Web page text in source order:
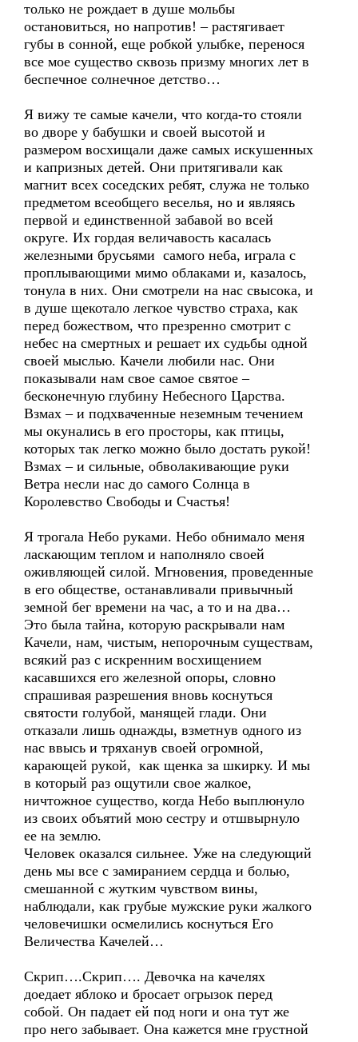
только не рождает в душе мольбы
остановиться, но напротив! – растягивает
губы в сонной, еще робкой улыбке, перенося
все мое существо сквозь призму многих лет в
беспечное солнечное детство…
Я вижу те самые качели, что когда-то стояли
во дворе у бабушки и своей высотой и
размером восхищали даже самых искушенных
и капризных детей. Они притягивали как
магнит всех соседских ребят, служа не только
предметом всеобщего веселья, но и являясь
первой и единственной забавой во всей
округе. Их гордая величавость касалась
железными брусьями самого неба, играла с
проплывающими мимо облаками и, казалось,
тонула в них. Они смотрели на нас свысока, и
в душе щекотало легкое чувство страха, как
перед божеством, что презренно смотрит с
небес на смертных и решает их судьбы одной
своей мыслью. Качели любили нас. Они
показывали нам свое самое святое –
бесконечную глубину Небесного Царства.
Взмах – и подхваченные неземным течением
мы окунались в его просторы, как птицы,
которых так легко можно было достать рукой!
Взмах – и сильные, обволакивающие руки
Ветра несли нас до самого Солнца в
Королевство Свободы и Счастья!
Я трогала Небо руками. Небо обнимало меня
ласкающим теплом и наполняло своей
оживляющей силой. Мгновения, проведенные
в его обществе, останавливали привычный
земной бег времени на час, а то и на два…
Это была тайна, которую раскрывали нам
Качели, нам, чистым, непорочным существам,
всякий раз с искренним восхищением
касавшихся его железной опоры, словно
спрашивая разрешения вновь коснуться
святости голубой, манящей глади. Они
отказали лишь однажды, взметнув одного из
нас ввысь и тряханув своей огромной,
карающей рукой, как щенка за шкирку. И мы
в который раз ощутили свое жалкое,
ничтожное существо, когда Небо выплюнуло
из своих объятий мою сестру и отшвырнуло
ее на землю.
Человек оказался сильнее. Уже на следующий
день мы все с замиранием сердца и болью,
смешанной с жутким чувством вины,
наблюдали, как грубые мужские руки жалкого
человечишки осмелились коснуться Его
Величества Качелей…
Скрип….Скрип…. Девочка на качелях
доедает яблоко и бросает огрызок перед
собой. Он падает ей под ноги и она тут же
про него забывает. Она кажется мне грустной